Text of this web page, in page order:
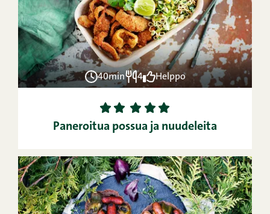
40min 4 Helppo
1 2 3 4
5
Paneroitua possua ja nuudeleita